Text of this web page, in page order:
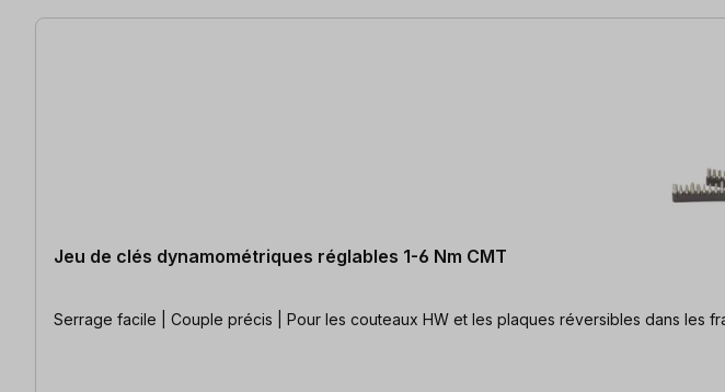
5 articles trouvés
Jeu de clés dynamométriques réglables 1-6 Nm CMT
Serrage facile | Couple précis | Pour les couteaux HW et les plaques réversibles dans les